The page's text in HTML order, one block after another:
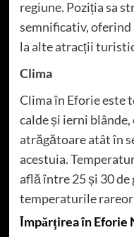
regiune. Poziția sa
semnificativ, oferind
la alte atracții
Clima
Clima în Eforie este
calde și ierni blânde,
atrăgătoare atât în
acestuia.
află între 25 și 30 de
temperaturile
Împărțirea în Eforie